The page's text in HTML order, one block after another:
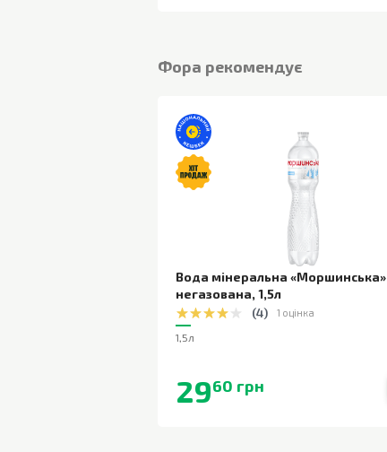
Фора рекомендує
Вода мінеральна «Моршинська»
негазована, 1,5л
(4) 1 оцінка
1,5л
2960 грн